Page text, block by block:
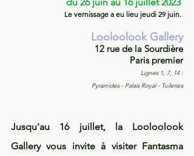
Le vernissage a eu lieu jeudi 29 juin.
Looloolook Gallery
12 rue de la Sourdière
Paris premier
Lignes 1, 7, 14 :
Pyramides - Palais Royal - Tuileries
Jusqu'au 16 juillet, la Looloolook
Gallery vous invite à visiter Fantasma